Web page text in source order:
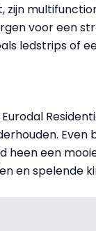
voor een
ledstrips of
Even
heen een
en spelende